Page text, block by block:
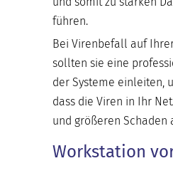
führen.
Bei Virenbefall auf
sollten sie eine
der Systeme einleiten,
dass die Viren in Ihr
und größeren Schaden
Workstation